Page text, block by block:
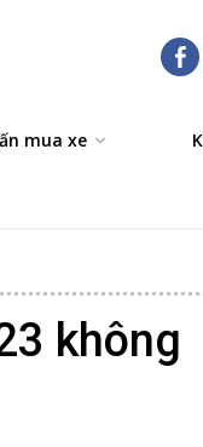
mua xe
không